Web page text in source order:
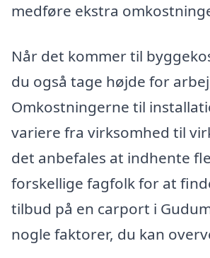
medføre ekstra
Når det kommer til
du også tage højde for
Omkostningerne til
variere fra virksomhed til
det anbefales at indhente
forskellige fagfolk for at
tilbud på en carport i
nogle faktorer, du kan